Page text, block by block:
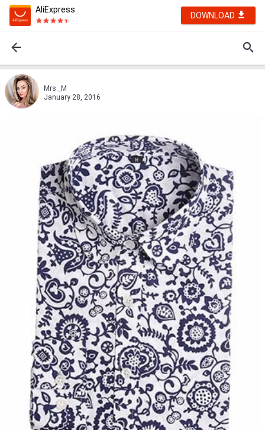
AliExpress
DOWNLOAD
Mrs._M
January 28, 2016